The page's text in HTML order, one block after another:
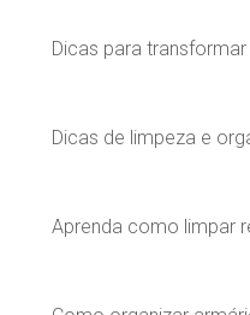
Dicas para
Dicas de limpeza e
Aprenda como limpar